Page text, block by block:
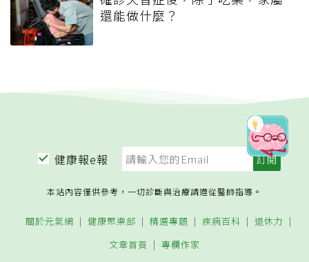
還能做什麼？
健康報e報
本站內容僅供參考，一切診斷與治療請遵從醫師指導。
關於元氣網 健康聚樂部 精選專題 疾病百科
退休力
文章首頁
專欄作家